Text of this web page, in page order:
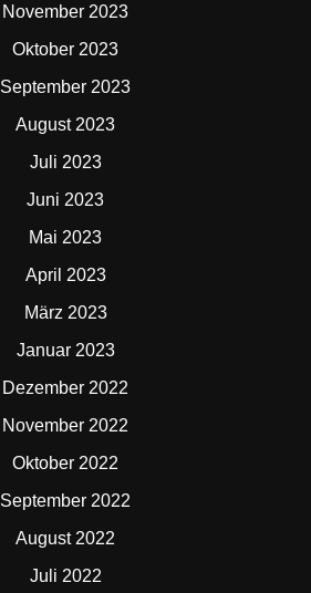
November 2023
Oktober 2023
September 2023
August 2023
Juli 2023
Juni 2023
Mai 2023
April 2023
März 2023
Januar 2023
Dezember 2022
November 2022
Oktober 2022
September 2022
August 2022
Juli 2022